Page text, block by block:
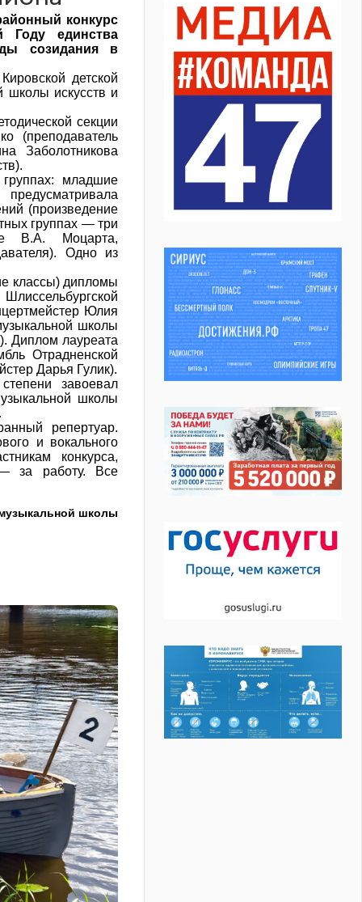
конкурс
Году единства
созидания в
детской
школы искусств и
секции
(преподаватель
Заболотникова
младшие
(произведение
группах — три
В.А. Моцарта,
Одно из
классы) дипломы
Юлия
школы
Диплом лауреата
Отрадненской
Дарья Гулик).
завоевал
школы
репертуар.
и вокального
конкурса,
за работу. Все
школы